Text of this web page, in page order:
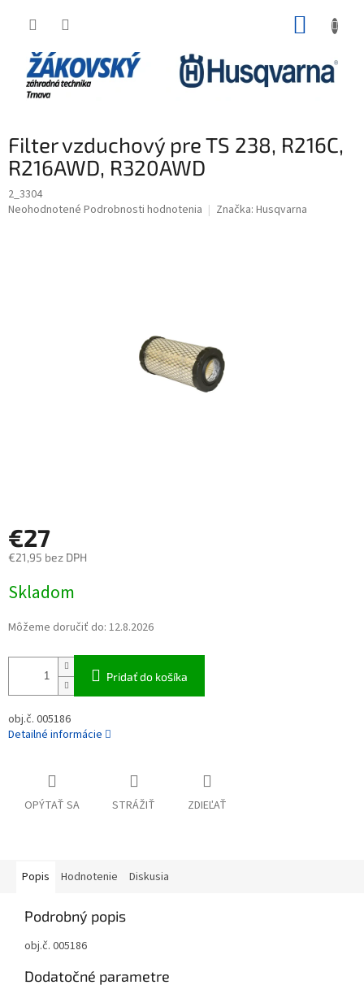
Filter vzduchový pre TS 238, R216C,
R216AWD, R320AWD
2_3304
Priemerné hodnotenie produktu je 0,0 z 5 hviezdičiek.
Neohodnotené Podrobnosti hodnotenia Značka: Husqvarna
€27
€21,95 bez DPH
Skladom
Môžeme doručiť do: 12.8.2026
Pridať do košíka
obj.č. 005186
Detailné informácie
OPÝTAŤ SA STRÁŽIŤ ZDIEĽAŤ
Popis Hodnotenie Diskusia
Podrobný popis
obj.č. 005186
Dodatočné parametre